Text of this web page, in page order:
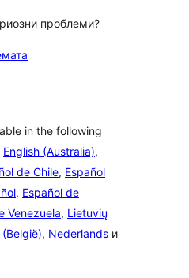
проблеми?
in the following
English (Australia),
de Chile, Español
, Español de
Venezuela, Lietuvių
, Nederlands и